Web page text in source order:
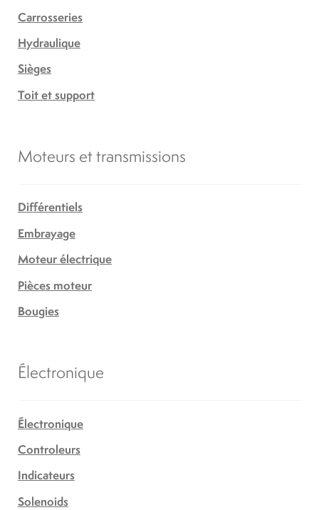
Carrosseries
Hydraulique
Sièges
Toit et support
Moteurs et transmissions
Différentiels
Embrayage
Moteur électrique
Pièces moteur
Bougies
Électronique
Électronique
Controleurs
Indicateurs
Solenoids